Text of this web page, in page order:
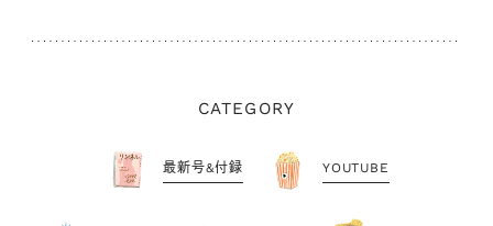
CATEGORY
最新号&付録 YOUTUBE